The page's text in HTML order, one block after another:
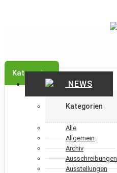
Kategorien
NEWS
Kategorien
Alle
Allgemein
Archiv
Ausschreibungen
Ausstellungen